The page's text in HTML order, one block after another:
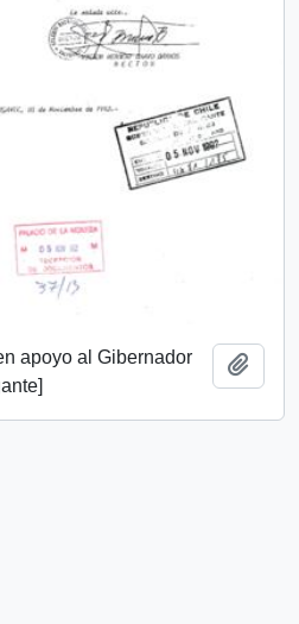
apoyo al Gibernador